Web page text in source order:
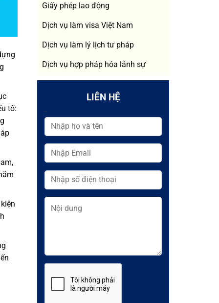
tố:
Giấy phép lao động
Dịch vụ làm visa Việt Nam
Dịch vụ làm lý lịch tư pháp
Dịch vụ hợp pháp hóa lãnh sự
LIÊN HỆ
-